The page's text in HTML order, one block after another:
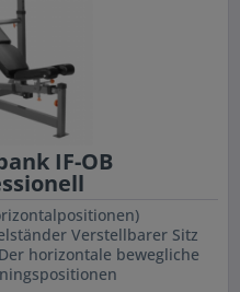
IF-OB
Verstellbarer Sitz
horizontale bewegliche